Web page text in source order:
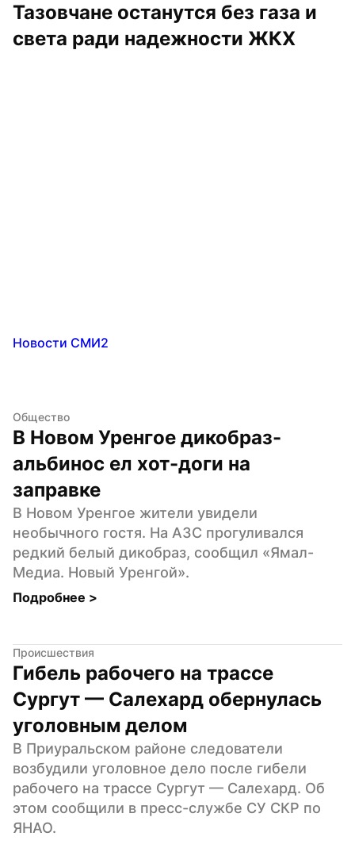
Тазовчане останутся без газа и
света ради надежности ЖКХ
Новости СМИ2
Общество
В Новом Уренгое дикобраз-
альбинос ел хот-доги на
заправке
В Новом Уренгое жители увидели
необычного гостя. На АЗС прогуливался
редкий белый дикобраз, сообщил «Ямал-
Медиа. Новый Уренгой».
Подробнее >
Происшествия
Гибель рабочего на трассе
Сургут — Салехард обернулась
уголовным делом
В Приуральском районе следователи
возбудили уголовное дело после гибели
рабочего на трассе Сургут — Салехард. Об
этом сообщили в пресс-службе СУ СКР по
ЯНАО.